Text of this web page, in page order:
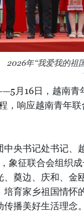
2026年“我爱我的祖
月16日，越南青
，响应越南青年
中央书记处书记、
象征联合会组织
、奠边、庆和、金
培育家乡祖国情怀
播美好生活理念。